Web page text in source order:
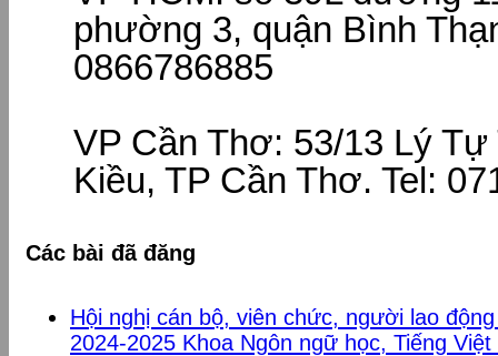
phường 3, quận Bình
0866786885
VP Cần Thơ: 53/13 Lý Tự
Kiều, TP Cần Thơ. Tel:
Các bài đã đăng
Hội nghị cán bộ, viên chức, người lao
2024-2025 Khoa Ngôn ngữ học, Tiếng